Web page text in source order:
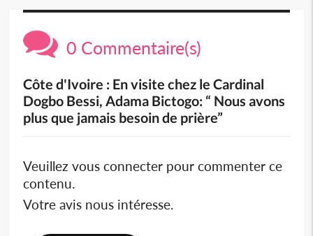
0 Commentaire(s)
Côte d'Ivoire : En visite chez le Cardinal
Dogbo Bessi, Adama Bictogo: “ Nous avons
plus que jamais besoin de prière”
Veuillez vous connecter pour commenter ce
contenu.
Votre avis nous intéresse.